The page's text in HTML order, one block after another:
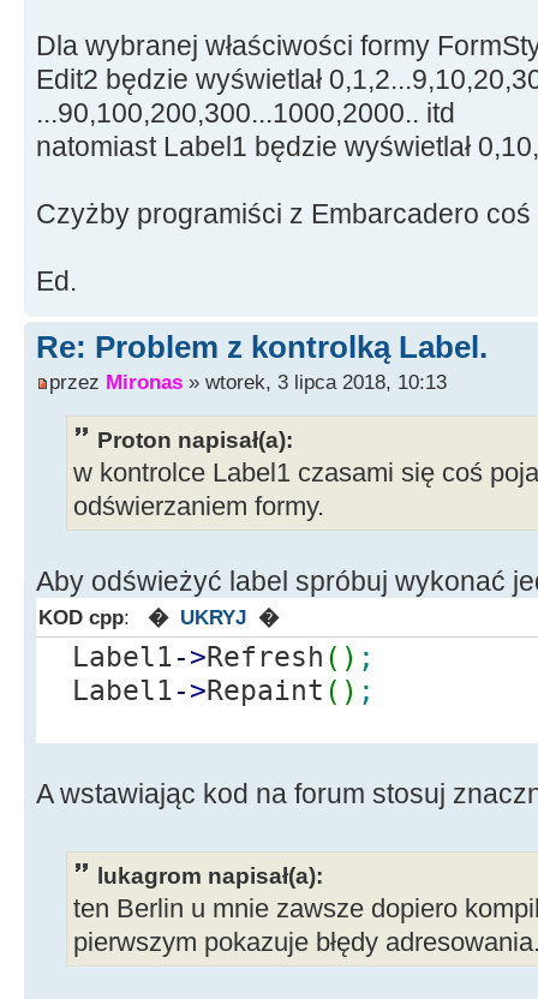
{
Licznik+=
}
else
Licznik+=
}
}
----------------------------
Dla wybranej właściwości formy
Edit2 będzie wyświetlał
...90,100,200,300...1000,2000.. itd
natomiast Label1 będzie wyświetlał
Czyżby programiści z Embarcadero
Ed.
Re: Problem z kontrolką Label.
przez Mironas » wtorek, 3 lipca 2018, 10:13
Proton napisał(a):
w kontrolce Label1 czasami się coś
odświerzaniem formy.
Aby odświeżyć label spróbuj wykonać
KOD cpp: � UKRYJ �
Label1->Refresh ( ) ;
Label1->Repaint ( ) ;
A wstawiając kod na forum stosuj
lukagrom napisał(a):
ten Berlin u mnie zawsze dopiero
pierwszym pokazuje błędy